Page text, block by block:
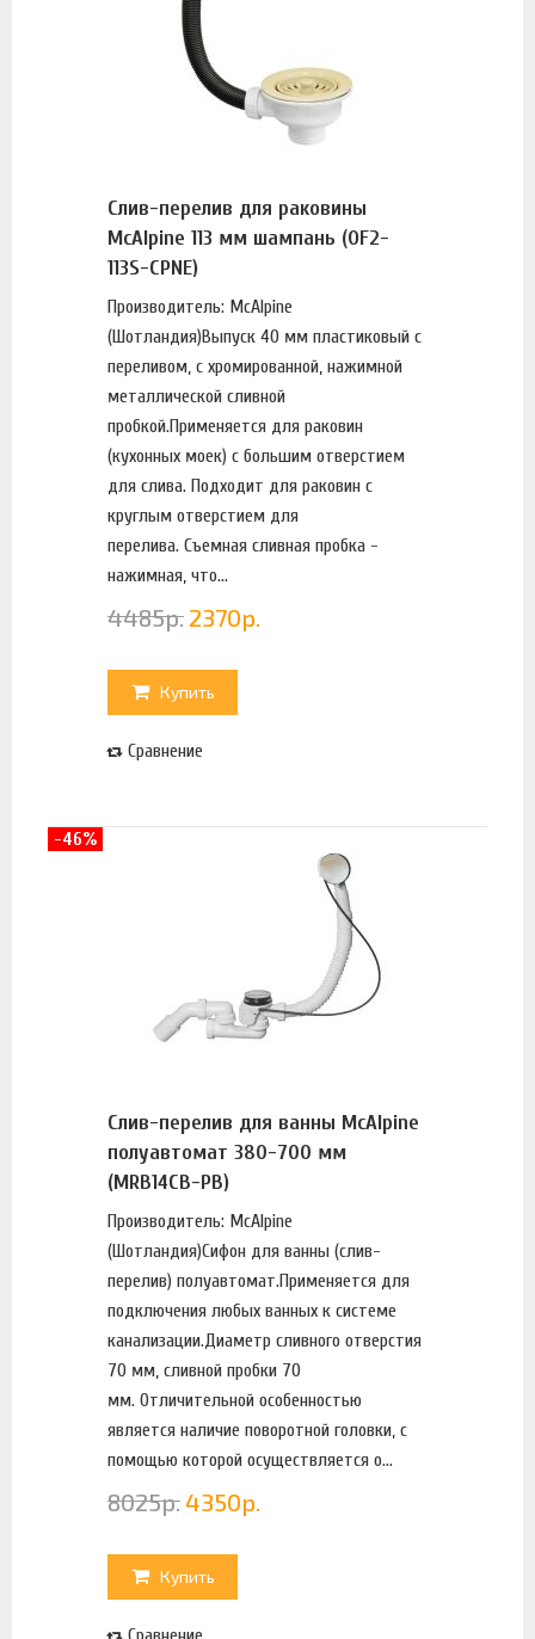
Слив-перелив для раковины
McAlpine 113 мм шампань (OF2-
113S-CPNE)
Производитель: McAlpine
(Шотландия)Выпуск 40 мм пластиковый с
переливом, с хромированной, нажимной
металлической сливной
пробкой.Применяется для раковин
(кухонных моек) с большим отверстием
для слива. Подходит для раковин с
круглым отверстием для
перелива. Съемная сливная пробка -
нажимная, что...
4485р. 2370р.
Купить
Сравнение
Слив-перелив для ванны McAlpine
полуавтомат 380-700 мм
(MRB14CB-PB)
Производитель: McAlpine
(Шотландия)Сифон для ванны (слив-
перелив) полуавтомат.Применяется для
подключения любых ванных к системе
канализации.Диаметр сливного отверстия
70 мм, сливной пробки 70
мм. Отличительной особенностью
является наличие поворотной головки, с
помощью которой осуществляется о...
8025р.4350р.
Купить
-46%